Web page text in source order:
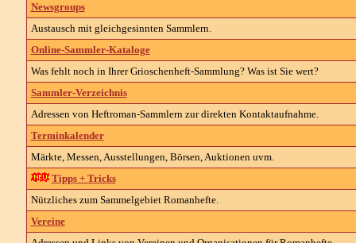
Newsgroups
Austausch mit gleichgesinnten Sammlern.
Online-Sammler-Kataloge
Was fehlt noch in Ihrer Grioschenheft-Sammlung? Was ist Sie wert?
Sammler-Verzeichnis
Adressen von Heftroman-Sammlern zur direkten Kontaktaufnahme.
Terminkalender
Märkte, Messen, Ausstellungen, Börsen, Auktionen uvm.
Tipps + Tricks
Nützliches zum Sammelgebiet Romanhefte.
Vereine